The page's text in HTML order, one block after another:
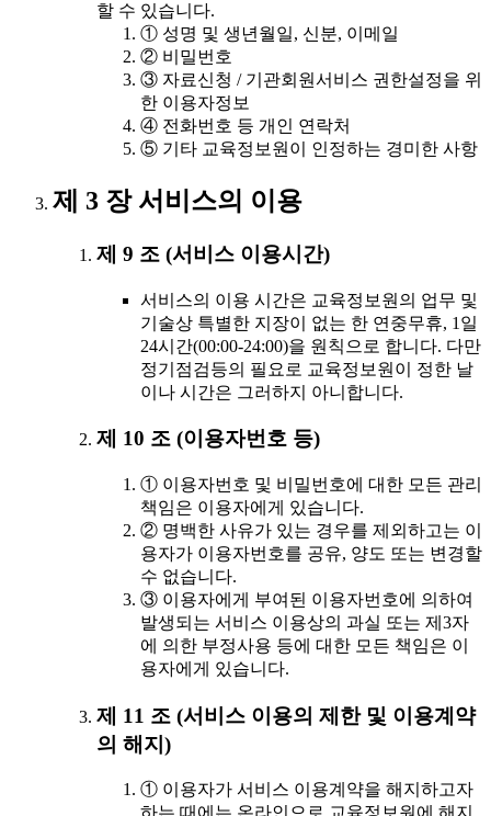
할 수 있습니다.
① 성명 및 생년월일, 신분, 이메일
② 비밀번호
③ 자료신청 / 기관회원서비스 권한설정을 위
한 이용자정보
④ 전화번호 등 개인 연락처
⑤ 기타 교육정보원이 인정하는 경미한 사항
제 3 장 서비스의 이용
제 9 조 (서비스 이용시간)
서비스의 이용 시간은 교육정보원의 업무 및
기술상 특별한 지장이 없는 한 연중무휴, 1일
24시간(00:00-24:00)을 원칙으로 합니다. 다만
정기점검등의 필요로 교육정보원이 정한 날
이나 시간은 그러하지 아니합니다.
제 10 조 (이용자번호 등)
① 이용자번호 및 비밀번호에 대한 모든 관리
책임은 이용자에게 있습니다.
② 명백한 사유가 있는 경우를 제외하고는 이
용자가 이용자번호를 공유, 양도 또는 변경할
수 없습니다.
③ 이용자에게 부여된 이용자번호에 의하여
발생되는 서비스 이용상의 과실 또는 제3자
에 의한 부정사용 등에 대한 모든 책임은 이
용자에게 있습니다.
제 11 조 (서비스 이용의 제한 및 이용계약
의 해지)
① 이용자가 서비스 이용계약을 해지하고자